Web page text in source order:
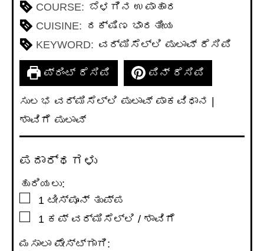
COURSE: ಬೆಳಗಿನ ಉಪಾಹಾರ
CUISINE: ದಕ್ಷಿಣ ಭಾರತೀಯ
KEYWORD: ವರ್ಮಿಸೆಲ್ಲಿ ಪುಲಾವ್ ರೆಸಿಪಿ
ಪ್ರಿಂಟ್ ರೆಸಿಪಿ ಪಿನ್ ರೆಸಿಪಿ
ಸುಲಭ ವರ್ಮಿಸೆಲ್ಲಿ ಪುಲಾವ್ ಪಾಕವಿಧಾನ |
ಶಾವಿಗೆ ಪುಲಾವ್
ಪದಾರ್ಥಗಳು
ಹುರಿಯಲು:
▢1 ಟೀಸ್ಪೂನ್ ತುಪ್ಪ
▢1 ಕಪ್ ವರ್ಮಿಸೆಲ್ಲಿ / ಶಾವಿಗೆ
ಮಸಾಲಾ ಪೇಸ್ಟ್ಗಾಗಿ: